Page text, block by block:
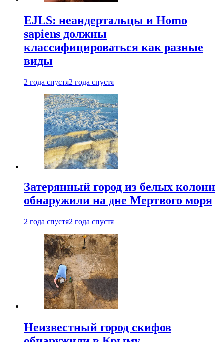
EJLS: неандертальцы и Homo
sapiens должны
классифицироваться как разные
виды
2 года спустя2 года спустя
Затерянный город из белых колонн
обнаружили на дне Мертвого моря
2 года спустя2 года спустя
Неизвестный город скифов